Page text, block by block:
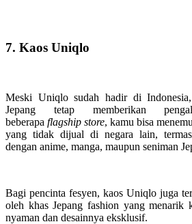
7. Kaos Uniqlo
Meski Uniqlo sudah hadir di
Jepang tetap memberikan
beberapa flagship store, kamu bisa
yang tidak dijual di negara lain,
dengan anime, manga, maupun seniman
Bagi pencinta fesyen, kaos Uniqlo juga
oleh khas Jepang fashion yang menarik
nyaman dan desainnya eksklusif.